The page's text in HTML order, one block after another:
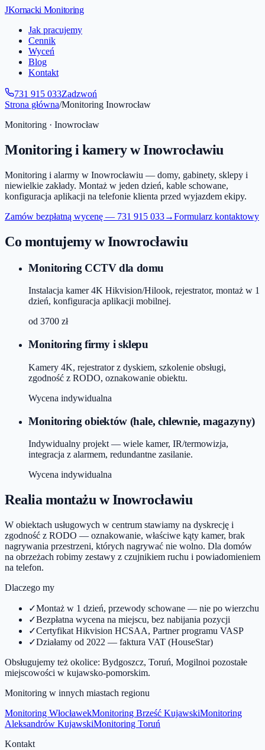
JKornacki Monitoring
Jak pracujemy
Cennik
Wyceń
Blog
Kontakt
731 915 033Zadzwoń
Strona główna/Monitoring Inowrocław
Monitoring · Inowrocław
Monitoring i kameryw Inowrocławiu
Monitoring i alarmy w Inowrocławiu — domy, gabinety, sklepy i
niewielkie zakłady. Montaż w jeden dzień, kable schowane,
konfiguracja aplikacji na telefonie klienta przed wyjazdem ekipy.
Zamów bezpłatną wycenę — 731 915 033→Formularz kontaktowy
Co montujemyw Inowrocławiu
Monitoring CCTV dla domu
Instalacja kamer 4K Hikvision/Hilook, rejestrator, montaż w 1
dzień, konfiguracja aplikacji mobilnej.
od 3700 zł
Monitoring firmy i sklepu
Kamery 4K, rejestrator z dyskiem, szkolenie obsługi,
zgodność z RODO, oznakowanie obiektu.
Wycena indywidualna
Monitoring obiektów (hale, chlewnie, magazyny)
Indywidualny projekt — wiele kamer, IR/termowizja,
integracja z alarmem, redundantne zasilanie.
Wycena indywidualna
Realia montażu w Inowrocławiu
W obiektach usługowych w centrum stawiamy na dyskrecję i
zgodność z RODO — oznakowanie, właściwe kąty kamer, brak
nagrywania przestrzeni, których nagrywać nie wolno. Dla domów
na obrzeżach robimy zestawy z czujnikiem ruchu i powiadomieniem
na telefon.
Dlaczego my
✓Montaż w 1 dzień, przewody schowane — nie po wierzchu
✓Bezpłatna wycena na miejscu, bez nabijania pozycji
✓Certyfikat Hikvision HCSAA, Partner programu VASP
✓Działamy od 2022 — faktura VAT (HouseStar)
Obsługujemy też okolice: Bydgoszcz, Toruń, Mogilnoi pozostałe
miejscowości w kujawsko-pomorskim.
Monitoring w innych miastach regionu
Monitoring WłocławekMonitoring Brześć KujawskiMonitoring
Aleksandrów KujawskiMonitoring Toruń
Kontakt